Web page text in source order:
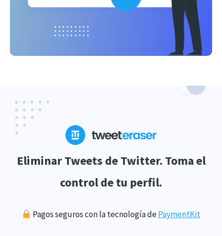
Eliminar Tweets de Twitter. Toma el
control de tu perfil.
Pagos seguros con la tecnología dePaymentKit